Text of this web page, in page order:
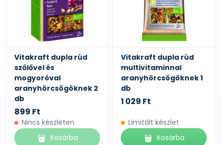
Vitakraft dupla rúd
szőlővel és
mogyoróval
aranyhörcsögöknek 2
db
899 Ft
Nincs készleten
Kosárba
Vitakraft dupla rúd
multivitaminnal
aranyhörcsögöknek 1
db
1 029 Ft
Limitált készlet
Kosárba